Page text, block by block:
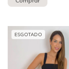
ESGOTADO